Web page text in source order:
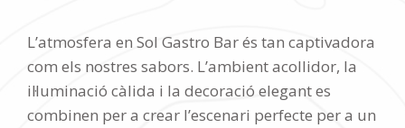
L’atmosfera en Sol Gastro Bar és tan captivadora
com els nostres sabors. L’ambient acollidor, la
il·luminació càlida i la decoració elegant es
combinen per a crear l’escenari perfecte per a un